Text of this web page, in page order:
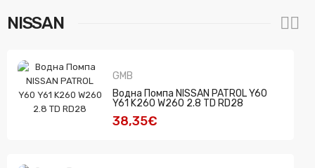
CTR
Тампон, Окачване TOYOTA LAND
CRUISER LJ90
5,62€
NISSAN
GMB
Водна Помпа NISSAN PATROL Y60
Y61 K260 W260 2.8 TD RD28
38,35€